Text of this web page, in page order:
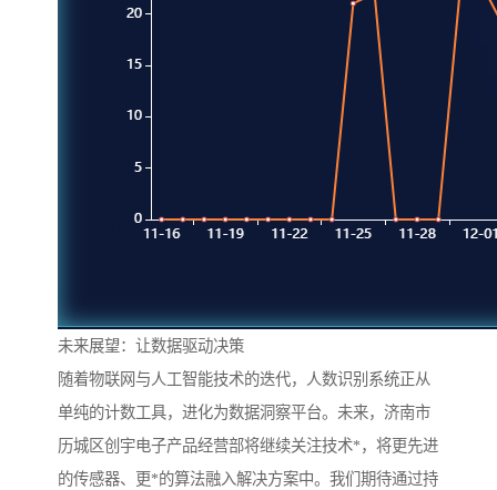
未来展望：让数据驱动决策
随着物联网与人工智能技术的迭代，人数识别系统正从
单纯的计数工具，进化为数据洞察平台。未来，济南市
历城区创宇电子产品经营部将继续关注技术*，将更先进
的传感器、更*的算法融入解决方案中。我们期待通过持